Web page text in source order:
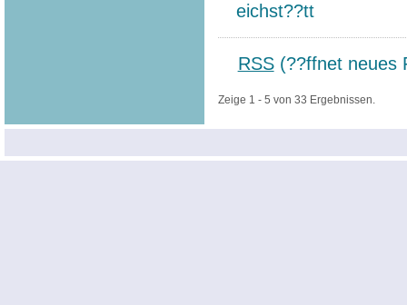
eichst??tt
RSS (??ffnet neues
Zeige 1 - 5 von 33 Ergebnissen.